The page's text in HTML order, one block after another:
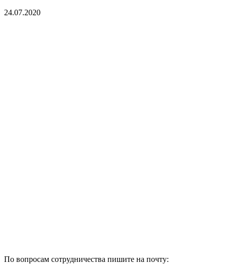
24.07.2020
По вопросам сотрудничества пишите на почту: